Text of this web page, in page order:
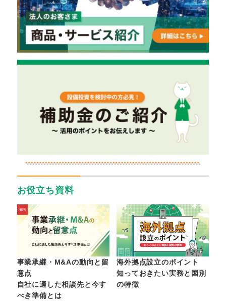
お役立ち資料
事業承継・M&Aの動向と留
意点
自社に適した相談先と今す
べき準備とは
海外拠点設立のポイント
知っておきたい実務と国別
の特徴